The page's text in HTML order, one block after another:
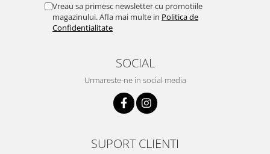
Vreau sa primesc newsletter cu promotiile
magazinului. Afla mai multe in Politica de
Confidentialitate
SOCIAL
Urmareste-ne in social media
SUPORT CLIENTI